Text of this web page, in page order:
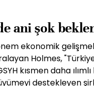
ani şok
ekonomik
Holmes,
kısmen daha
destekleyen